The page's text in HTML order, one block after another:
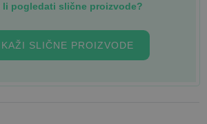
li pogledati slične proizvode?
SLIČNE PROIZVODE